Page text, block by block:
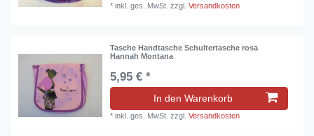
*inkl. ges. MwSt. zzgl.Versandkosten
Tasche Handtasche Schultertasche rosa
Hannah Montana
5,95 € *
In den Warenkorb
*inkl. ges. MwSt. zzgl.Versandkosten